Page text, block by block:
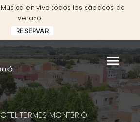
Música en vivo todos los sábados de
verano
RESERVAR
TERMES MONTBRIÓ